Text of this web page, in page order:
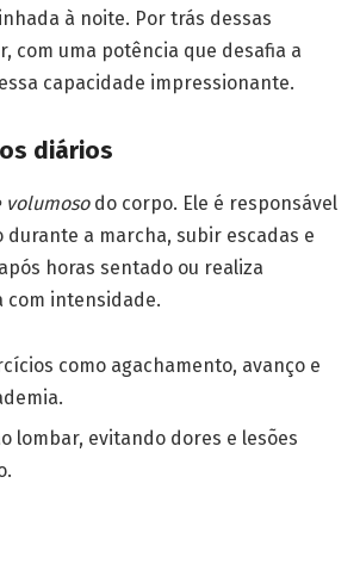
à noite. Por trás dessas
com uma potência que desafia a
capacidade impressionante.
diários
volumosodo corpo. Ele é responsável
a marcha, subir escadas e
horas sentado ou realiza
com intensidade.
como agachamento, avanço e
lombar, evitando dores e lesões